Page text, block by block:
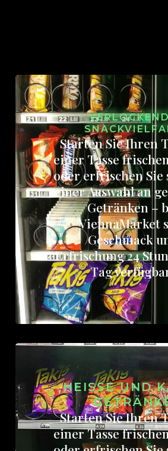
Starten Sie Ihren
einer Tasse
oder erfrischen
einer Auswahl an
Getränken –
ViennaMarket
Geschmack
Erfrischung 24
Tag
HEISSE UND
ETRÄNKE
Starten Sie Ihren
einer Tasse